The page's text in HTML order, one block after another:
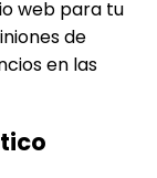
web para tu
de
en las